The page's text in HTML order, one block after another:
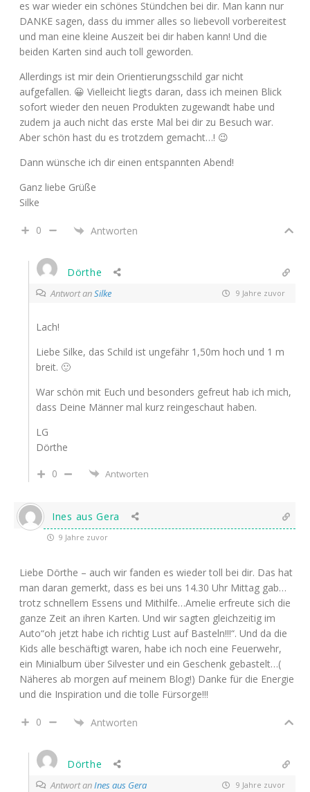
es war wieder ein schönes Stündchen bei dir. Man kann nur
DANKE sagen, dass du immer alles so liebevoll vorbereitest
und man eine kleine Auszeit bei dir haben kann! Und die
beiden Karten sind auch toll geworden.
Allerdings ist mir dein Orientierungsschild gar nicht
aufgefallen. 😀 Vielleicht liegts daran, dass ich meinen Blick
sofort wieder den neuen Produkten zugewandt habe und
zudem ja auch nicht das erste Mal bei dir zu Besuch war.
Aber schön hast du es trotzdem gemacht…! 😉
Dann wünsche ich dir einen entspannten Abend!
Ganz liebe Grüße
Silke
0 Antworten
Dörthe
Antwort anSilke 9 Jahre zuvor
Lach!
Liebe Silke, das Schild ist ungefähr 1,50m hoch und 1 m
breit. 🙂
War schön mit Euch und besonders gefreut hab ich mich,
dass Deine Männer mal kurz reingeschaut haben.
LG
Dörthe
0
Antworten
Ines aus Gera
9 Jahre zuvor
Liebe Dörthe – auch wir fanden es wieder toll bei dir. Das hat
man daran gemerkt, dass es bei uns 14.30 Uhr Mittag gab…
trotz schnellem Essens und Mithilfe…Amelie erfreute sich die
ganze Zeit an ihren Karten. Und wir sagten gleichzeitig im
Auto“oh jetzt habe ich richtig Lust auf Basteln!!!“. Und da die
Kids alle beschäftigt waren, habe ich noch eine Feuerwehr,
ein Minialbum über Silvester und ein Geschenk gebastelt…(
Näheres ab morgen auf meinem Blog!) Danke für die Energie
und die Inspiration und die tolle Fürsorge!!!
0 Antworten
Dörthe
Antwort anInes aus Gera 9 Jahre zuvor